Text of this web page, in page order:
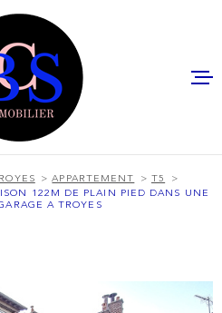
APPARTEMENT
T5
122M DE PLAIN PIED DANS UNE
A TROYES
RECHERCHE